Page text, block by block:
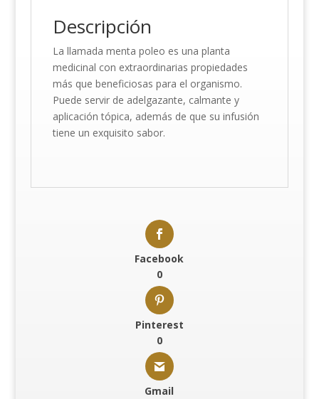
Descripción
La llamada menta poleo es una planta
medicinal con extraordinarias propiedades
más que beneficiosas para el organismo.
Puede servir de adelgazante, calmante y
aplicación tópica, además de que su infusión
tiene un exquisito sabor.
Facebook
0
Pinterest
0
Gmail